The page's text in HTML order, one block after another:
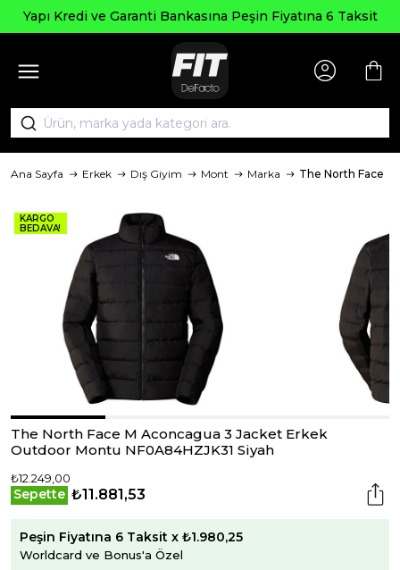
Yapı Kredi ve Garanti Bankasına Peşin Fiyatına 6 Taksit
Ana Sayfa Erkek Dış Giyim Mont Marka The North Face
KARGO
BEDAVA!
The North Face M Aconcagua 3 Jacket Erkek
Outdoor Montu NF0A84HZJK31 Siyah
₺12.249,00
Sepette ₺11.881,53
Peşin Fiyatına 6 Taksit x ₺1.980,25
Worldcard ve Bonus'a Özel